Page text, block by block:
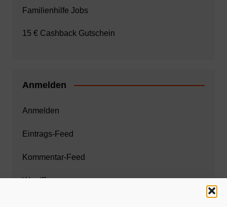
Familienhilfe Jobs
15 € Cashback Gutschein
Anmelden
Anmelden
Eintrags-Feed
Kommentar-Feed
WordPress.org